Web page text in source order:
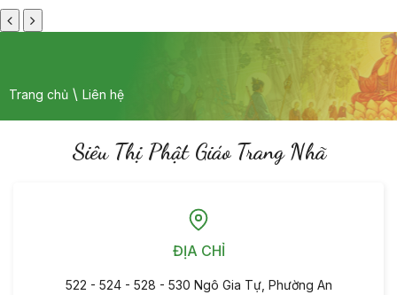
Trang chủ Liên hệ
Siêu Thị Phật Giáo Trang Nhã
ĐỊA CHỈ
522 - 524 - 528 - 530 Ngô Gia Tự, Phường An